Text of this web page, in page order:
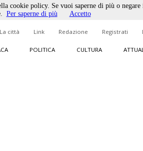
La città Link Redazione Registrati
POLITICA CULTURA
policy. Se vuoi saperne di più o
Per saperne di più Accetto